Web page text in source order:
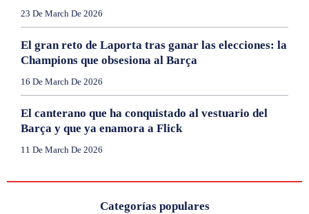
23 De March De 2026
El gran reto de Laporta tras ganar las elecciones: la
Champions que obsesiona al Barça
16 De March De 2026
El canterano que ha conquistado al vestuario del
Barça y que ya enamora a Flick
11 De March De 2026
Categorías populares